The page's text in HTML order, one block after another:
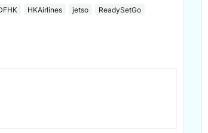
HKAirlines jetso ReadySetGo